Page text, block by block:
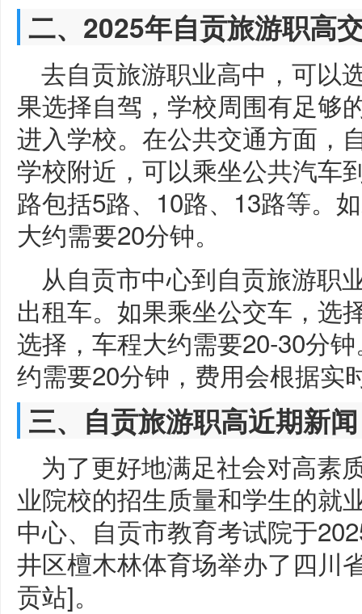
二、2025年自贡旅游职高
去自贡旅游职业高中，可以
果选择自驾，学校周围有足够
进入学校。在公共交通方面，
学校附近，可以乘坐公共汽车
路包括5路、10路、13路等。
大约需要20分钟。
从自贡市中心到自贡旅游职
出租车。如果乘坐公交车，选
选择，车程大约需要20-30分
约需要20分钟，费用会根据实
三、自贡旅游职高近期新闻
为了更好地满足社会对高素
业院校的招生质量和学生的就
中心、自贡市教育考试院于
井区檀木林体育场举办了四川
贡站]。